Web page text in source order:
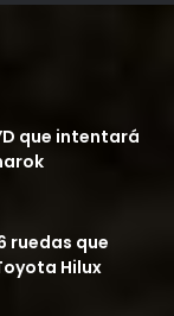
que intentará
ruedas que
Hilux